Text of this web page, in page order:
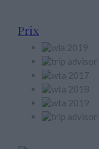
Prix